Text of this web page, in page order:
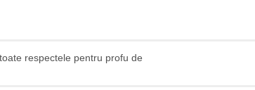
respectele pentru profu de